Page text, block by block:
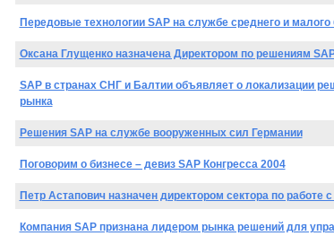
Передовые технологии SAP на службе среднего и малого
Оксана Глущенко назначена Директором по решениям
SAP в странах СНГ и Балтии объявляет о локализации
рынка
Решения SAP на службе вооруженных сил Германии
Поговорим о бизнесе – девиз SAP Конгресса 2004
Петр Астапович назначен директором сектора по
Компания SAP признана лидером рынка решений для